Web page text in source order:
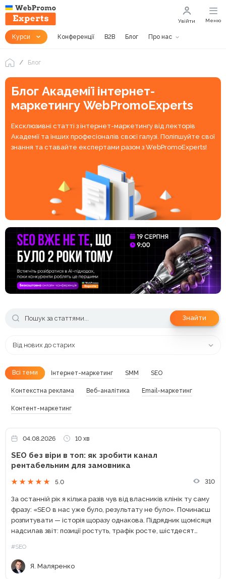
Курси Конференції B2B Блог Про нас
Увійти Меню
Блог
Блог Академії інтернет-
маркетингу WebPromoExperts
Ексклюзивні статті з інтернет-маркетингу від лекторів
Академії та інших професіоналів своєї галузі. Поліпшуйте свої
знання та ставайте експертами разом з WebPromoExperts!
Знайти
Від нових до старих
Всі теми Інтернет-маркетинг SMM SEO
Контекстна реклама Веб-аналітика Email-маркетинг
Контент-маркетинг
04.08.2026 10 хв
SEO без віри в топ: як зробити канал
рентабельним для замовника
5.0 310
За останній рік я кілька разів чув від власників клінік ту саму
фразу: «SEO в нас уже було, результату не було». Починаєш
розпитувати — історія щоразу однакова. Підрядник щомісяця
надсилав звіт: позиції ростуть, трафік росте, шістдесят
#SEO
Я. Маляренко